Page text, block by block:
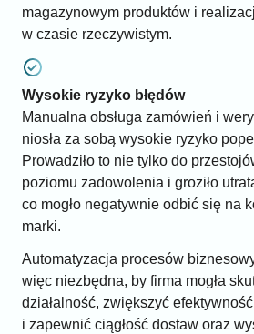
magazynowym produktów i
w czasie rzeczywistym.
Wysokie ryzyko błędów
Manualna obsługa zamówień i
niosła za sobą wysokie ryzyko
Prowadziło to nie tylko do
poziomu zadowolenia i groziło
co mogło negatywnie odbić się na
marki.
Automatyzacja procesów
więc niezbędna, by firma mogła
działalność, zwiększyć
i zapewnić ciągłość dostaw oraz